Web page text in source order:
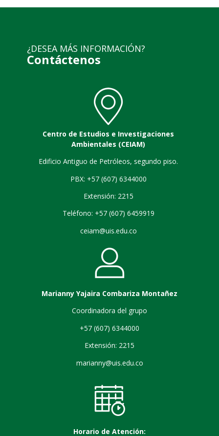
¿DESEA MÁS INFORMACIÓN?
Contáctenos
Centro de Estudios e Investigaciones
Ambientales (CEIAM)
Edificio Antiguo de Petróleos, segundo piso.
PBX: +57 (607) 6344000
Extensión: 2215
Teléfono: +57 (607) 6459919
ceiam@uis.edu.co
Marianny Yajaira Combariza Montañez
Coordinadora del grupo
+57 (607) 6344000
Extensión: 2215
marianny@uis.edu.co
Horario de Atención: